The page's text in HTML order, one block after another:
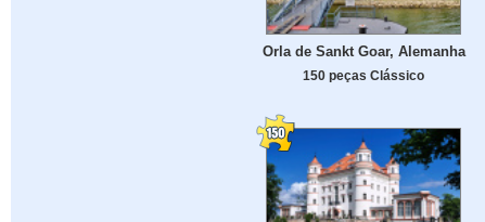
Orla de Sankt Goar, Alemanha
150 peças Clássico